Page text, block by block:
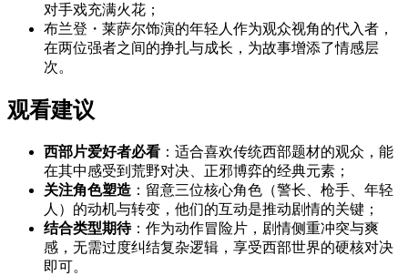
对手戏充满火花；
布兰登・莱萨尔饰演的年轻人作为观众视角的代入者，
在两位强者之间的挣扎与成长，为故事增添了情感层
次。
观看建议
西部片爱好者必看 ：适合喜欢传统西部题材的观众，能
在其中感受到荒野对决、正邪博弈的经典元素；
关注角色塑造 ：留意三位核心角色（警长、枪手、年轻
人）的动机与转变，他们的互动是推动剧情的关键；
结合类型期待：作为动作冒险片，剧情侧重冲突与爽
感，无需过度纠结复杂逻辑，享受西部世界的硬核对决
即可。